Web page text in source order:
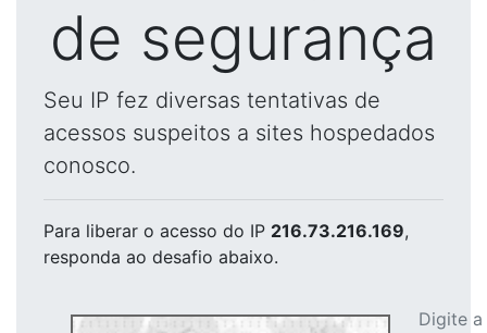
de segurança
Seu IP fez diversas tentativas de
acessos suspeitos a sites hospedados
conosco.
Para liberar o acesso do IP 216.73.216.169,
responda ao desafio abaixo.
Digite